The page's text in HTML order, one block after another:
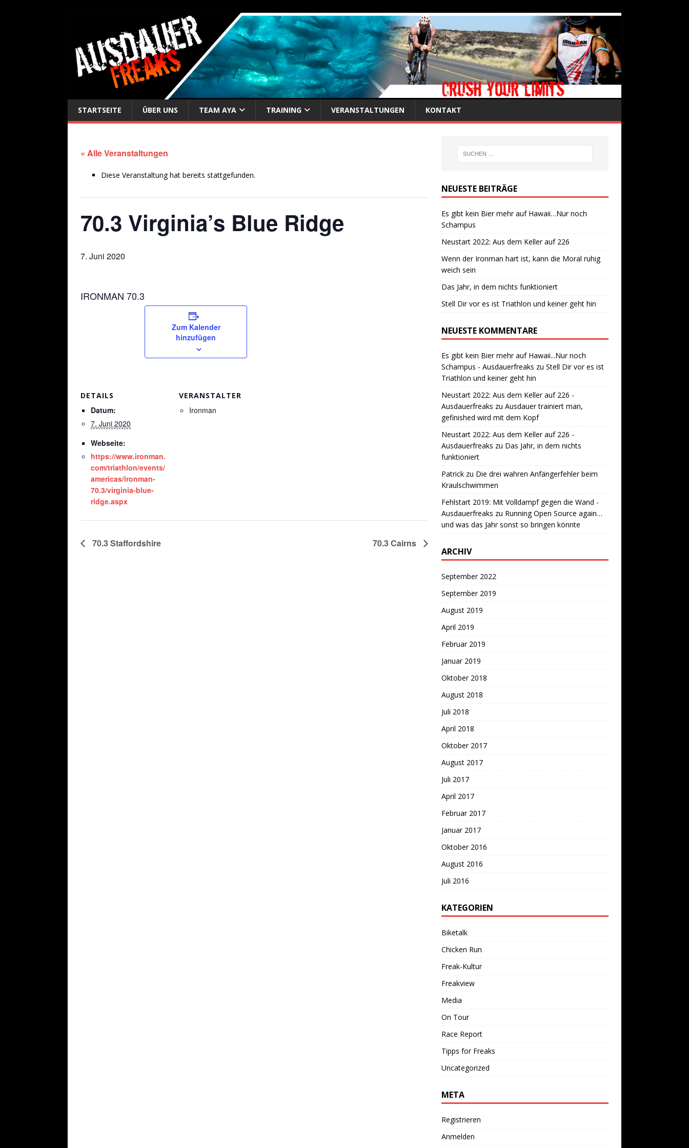
STARTSEITE ÜBER UNS TEAM AYA TRAINING VERANSTALTUNGEN KONTAKT
« Alle Veranstaltungen
Diese Veranstaltung hat bereits stattgefunden.
70.3 Virginia’s Blue Ridge
7. Juni 2020
IRONMAN 70.3
Zum Kalender
hinzufügen
DETAILS
Datum:
7. Juni 2020
Webseite:
https://www.ironman.
com/triathlon/events/
americas/ironman-
70.3/virginia-blue-
ridge.aspx
VERANSTALTER
Ironman
70.3 Staffordshire 70.3 Cairns
NEUESTE BEITRÄGE
Es gibt kein Bier mehr auf Hawaii…Nur noch
Schampus
Neustart 2022: Aus dem Keller auf 226
Wenn der Ironman hart ist, kann die Moral ruhig
weich sein
Das Jahr, in dem nichts funktioniert
Stell Dir vor es ist Triathlon und keiner geht hin
NEUESTE KOMMENTARE
Es gibt kein Bier mehr auf Hawaii...Nur noch
Schampus - Ausdauerfreaks zu Stell Dir vor es ist
Triathlon und keiner geht hin
Neustart 2022: Aus dem Keller auf 226 -
Ausdauerfreaks zu Ausdauer trainiert man,
gefinished wird mit dem Kopf
Neustart 2022: Aus dem Keller auf 226 -
Ausdauerfreaks zu Das Jahr, in dem nichts
funktioniert
Patrickzu Die drei wahren Anfängerfehler beim
Kraulschwimmen
Fehlstart 2019: Mit Volldampf gegen die Wand -
Ausdauerfreaks zu Running Open Source again…
und was das Jahr sonst so bringen könnte
ARCHIV
September 2022
September 2019
August 2019
April 2019
Februar 2019
Januar 2019
Oktober 2018
August 2018
Juli 2018
April 2018
Oktober 2017
August 2017
Juli 2017
April 2017
Februar 2017
Januar 2017
Oktober 2016
August 2016
Juli 2016
KATEGORIEN
Biketalk
Chicken Run
Freak-Kultur
Freakview
Media
On Tour
Race Report
Tipps for Freaks
Uncategorized
META
Registrieren
Anmelden